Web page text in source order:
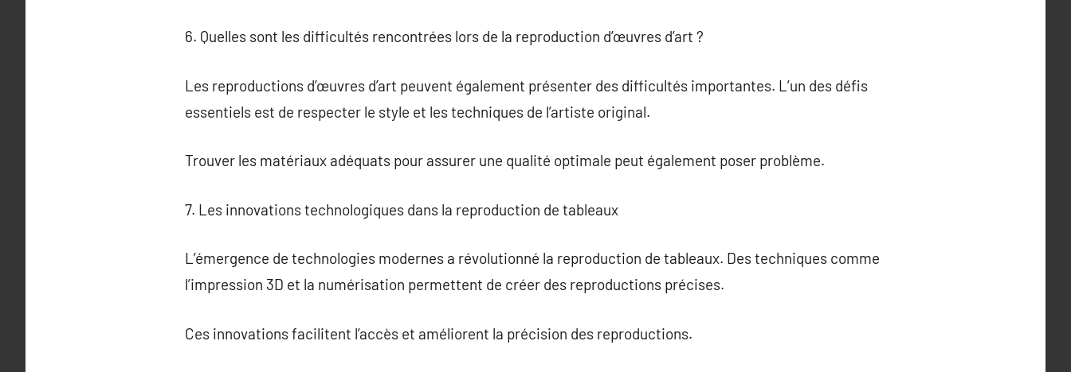
6. Quelles sont les difficultés rencontrées lors de la reproduction d’œuvres d’art ?
Les reproductions d’œuvres d’art peuvent également présenter des difficultés importantes. L’un des défis
essentiels est de respecter le style et les techniques de l’artiste original.
Trouver les matériaux adéquats pour assurer une qualité optimale peut également poser problème.
7. Les innovations technologiques dans la reproduction de tableaux
L’émergence de technologies modernes a révolutionné la reproduction de tableaux. Des techniques comme
l’impression 3D et la numérisation permettent de créer des reproductions précises.
Ces innovations facilitent l’accès et améliorent la précision des reproductions.